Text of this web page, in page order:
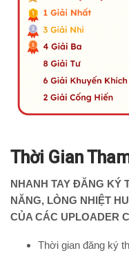
Thời Gian
NHANH TAY ĐĂNG KÝ
NĂNG, LÒNG NHIỆT
CỦA CÁC UPLOADER
Thời gian đăng ký